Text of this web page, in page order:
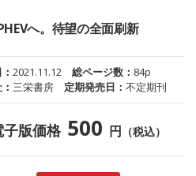
へ。待望の全面刷新
：2021.11.12 総ページ数： 84p
：三栄書房 定期発売日：不定期刊
子版価格 500 円 （税込）